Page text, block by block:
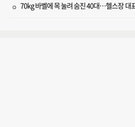
70kg 바벨에 목 눌려 숨진 40대…헬스장 대